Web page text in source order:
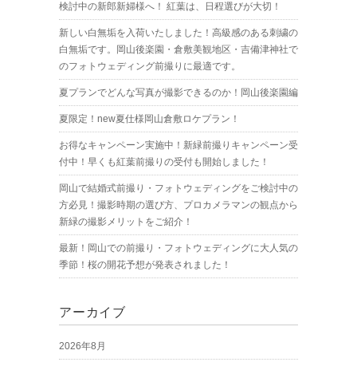
検討中の新郎新婦様へ！ 紅葉は、日程選びが大切！
新しい白無垢を入荷いたしました！高級感のある刺繍の
白無垢です。岡山後楽園・倉敷美観地区・吉備津神社で
のフォトウェディング前撮りに最適です。
夏プランでどんな写真が撮影できるのか！岡山後楽園編
夏限定！new夏仕様岡山倉敷ロケプラン！
お得なキャンペーン実施中！新緑前撮りキャンペーン受
付中！早くも紅葉前撮りの受付も開始しました！
岡山で結婚式前撮り・フォトウェディングをご検討中の
方必見！撮影時期の選び方、プロカメラマンの観点から
新緑の撮影メリットをご紹介！
最新！岡山での前撮り・フォトウェディングに大人気の
季節！桜の開花予想が発表されました！
アーカイブ
2026年8月